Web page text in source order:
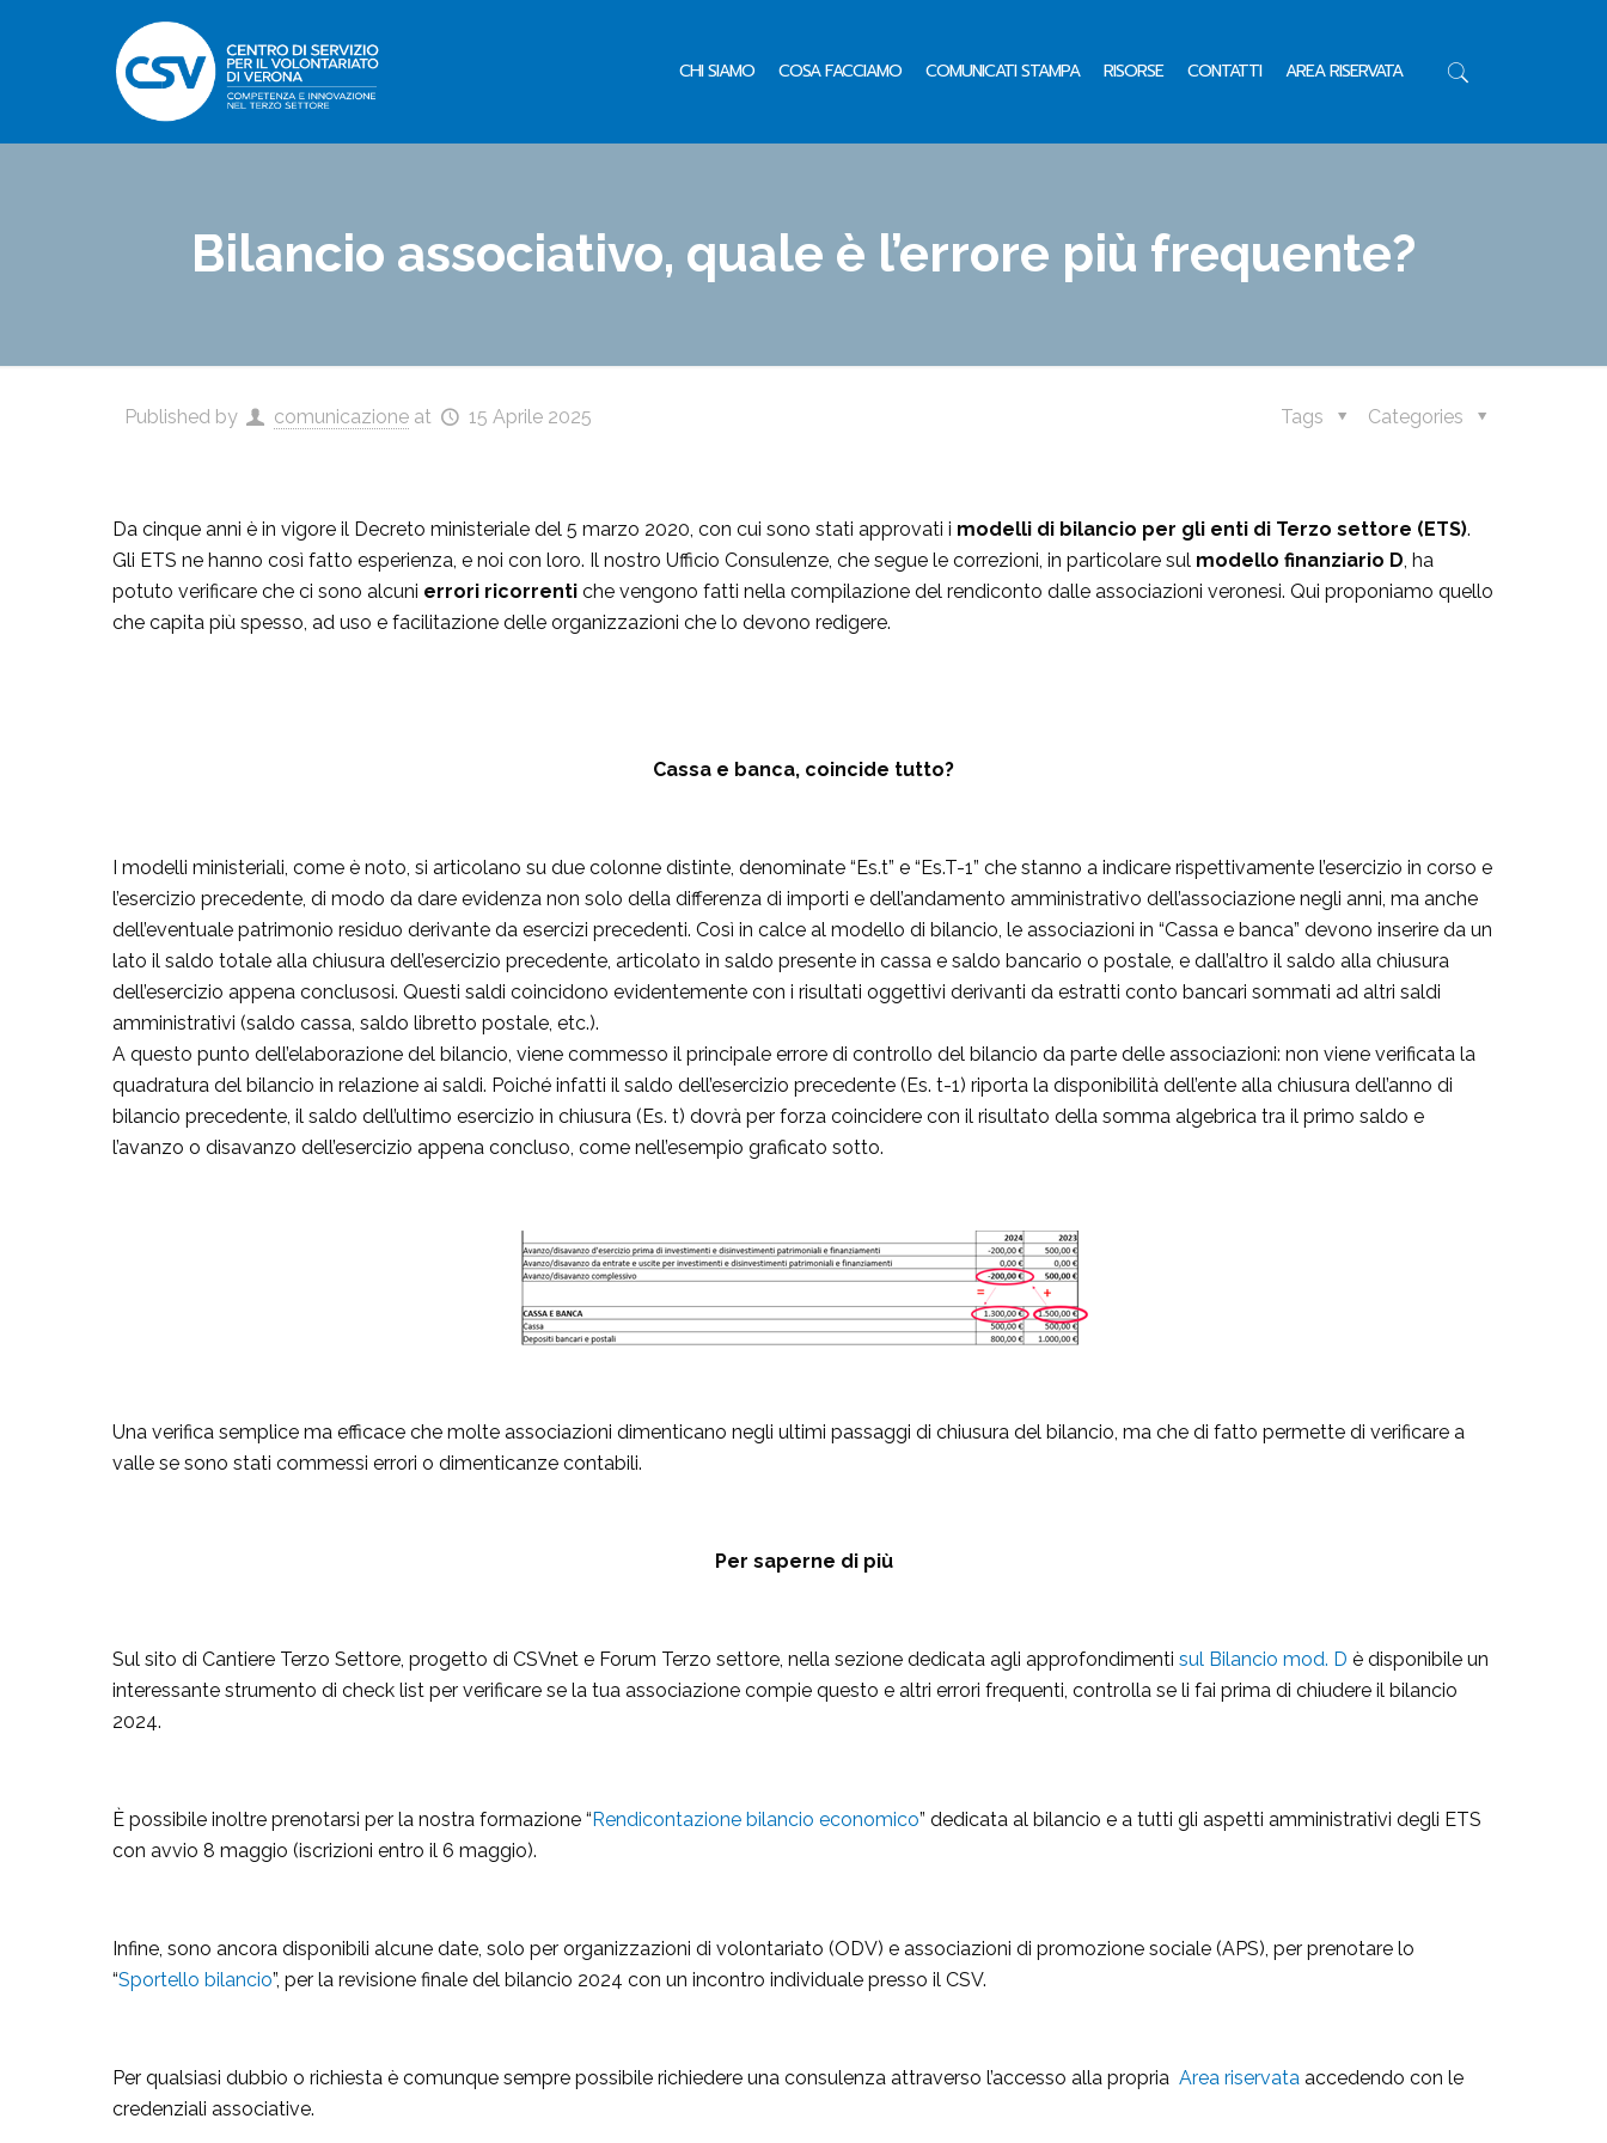
CHI SIAMO COSA FACCIAMO COMUNICATI STAMPA RISORSE CONTATTI AREA RISERVATA
Bilancio associativo, quale è l’errore più frequente?
Published by comunicazione at 15 Aprile 2025 Categories
Tags
Da cinque anni è in vigore il Decreto ministeriale del 5 marzo 2020, con cui sono stati approvati i modelli di bilancio per gli enti di Terzo settore (ETS).
Gli ETS ne hanno così fatto esperienza, e noi con loro. Il nostro Ufficio Consulenze, che segue le correzioni, in particolare sul modello finanziario D, ha
potuto verificare che ci sono alcuni errori ricorrenti che vengono fatti nella compilazione del rendiconto dalle associazioni veronesi. Qui proponiamo quello
che capita più spesso, ad uso e facilitazione delle organizzazioni che lo devono redigere.
Cassa e banca, coincide tutto?
I modelli ministeriali, come è noto, si articolano su due colonne distinte, denominate “Es.t” e “Es.T-1” che stanno a indicare rispettivamente l’esercizio in corso e
l’esercizio precedente, di modo da dare evidenza non solo della differenza di importi e dell’andamento amministrativo dell’associazione negli anni, ma anche
dell’eventuale patrimonio residuo derivante da esercizi precedenti. Così in calce al modello di bilancio, le associazioni in “Cassa e banca” devono inserire da un
lato il saldo totale alla chiusura dell’esercizio precedente, articolato in saldo presente in cassa e saldo bancario o postale, e dall’altro il saldo alla chiusura
dell’esercizio appena conclusosi. Questi saldi coincidono evidentemente con i risultati oggettivi derivanti da estratti conto bancari sommati ad altri saldi
amministrativi (saldo cassa, saldo libretto postale, etc.).
A questo punto dell’elaborazione del bilancio, viene commesso il principale errore di controllo del bilancio da parte delle associazioni: non viene verificata la
quadratura del bilancio in relazione ai saldi. Poiché infatti il saldo dell’esercizio precedente (Es. t-1) riporta la disponibilità dell’ente alla chiusura dell’anno di
bilancio precedente, il saldo dell’ultimo esercizio in chiusura (Es. t) dovrà per forza coincidere con il risultato della somma algebrica tra il primo saldo e
l’avanzo o disavanzo dell’esercizio appena concluso, come nell’esempio graficato sotto.
Una verifica semplice ma efficace che molte associazioni dimenticano negli ultimi passaggi di chiusura del bilancio, ma che di fatto permette di verificare a
valle se sono stati commessi errori o dimenticanze contabili.
Per saperne di più
Sul sito di Cantiere Terzo Settore, progetto di CSVnet e Forum Terzo settore, nella sezione dedicata agli approfondimenti sul Bilancio mod. D è disponibile un
interessante strumento di check list per verificare se la tua associazione compie questo e altri errori frequenti, controlla se li fai prima di chiudere il bilancio
2024.
È possibile inoltre prenotarsi per la nostra formazione “Rendicontazione bilancio economico” dedicata al bilancio e a tutti gli aspetti amministrativi degli ETS
con avvio 8 maggio (iscrizioni entro il 6 maggio).
Infine, sono ancora disponibili alcune date, solo per organizzazioni di volontariato (ODV) e associazioni di promozione sociale (APS), per prenotare lo
“Sportello bilancio”, per la revisione finale del bilancio 2024 con un incontro individuale presso il CSV.
Per qualsiasi dubbio o richiesta è comunque sempre possibile richiedere una consulenza attraverso l’accesso alla propria Area riservataaccedendo con le
credenziali associative.